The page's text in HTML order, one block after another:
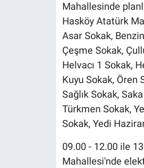
Mahallesinde
Hasköy Atatürk
Asar Sokak,
Çeşme Sokak,
Helvacı 1 Sokak,
Kuyu Sokak, Ören
Sağlık Sokak,
Türkmen Sokak,
Sokak, Yedi
09.00 - 12.00 ile
Mahallesi'nde